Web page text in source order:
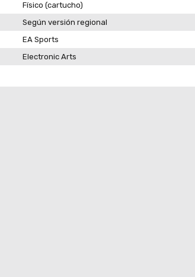
Físico (cartucho)
Según versión regional
EA Sports
Electronic Arts